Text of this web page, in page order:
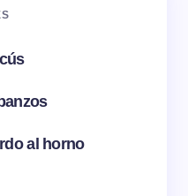
al horno